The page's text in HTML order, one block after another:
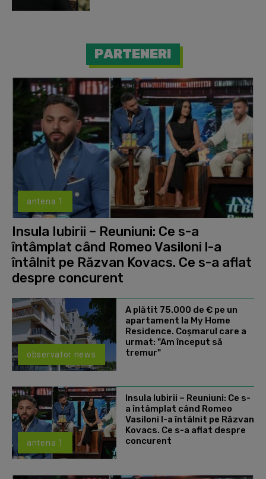
PARTENERI
antena 1
Insula Iubirii – Reuniuni: Ce s-a
întâmplat când Romeo Vasiloni l-a
întâlnit pe Răzvan Kovacs. Ce s-a aflat
despre concurent
observator news
A plătit 75.000 de € pe un
apartament la My Home
Residence. Coşmarul care a
urmat: "Am început să
tremur"
antena 1
Insula Iubirii – Reuniuni: Ce s-
a întâmplat când Romeo
Vasiloni l-a întâlnit pe Răzvan
Kovacs. Ce s-a aflat despre
concurent